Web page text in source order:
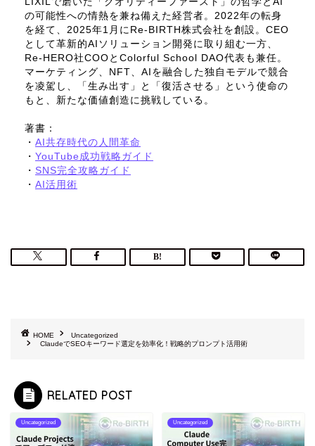
の可能性への情熱を兼ね備えた経営者。2022年の転身
を経て、2025年1月にRe-BIRTH株式会社を創設。CEO
として革新的AIソリューション開発に取り組む一方、
Re-HERO社COOとColorful School DAO代表も兼任。
マーケティング、NFT、AIを融合した独自モデルで競合
を凌駕し、「生み出す」と「復活させる」という使命の
もと、新たな価値創造に挑戦している。
著書：
・ AI共存時代の人間革命
・ YouTube成功戦略ガイド
・ SNS完全攻略ガイド
・ AI活用術
HOME
Uncategorized
ClaudeでSEOキーワード選定を効率化！戦略的プロンプト活用術
RELATED POST
Uncategorized Uncategorized